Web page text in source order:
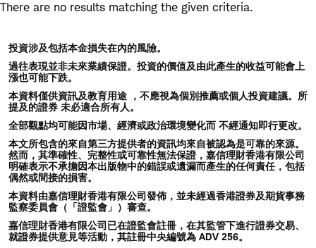
Skip
navigation
Skip
There are no results matching the given criteria.
投資涉及包括本金損失在內的風險。
過往表現並非未來業績保證。投資的價值及由此產生的收益可能會上
漲也可能下跌。
本資料僅供資訊及教育用途 ，不應視為個別推薦或個人投資建議。所
提及的證券 未必適合所有人。
全部觀點均可能因市場、經濟或政治環境變化而 不經通知即行更改。
本文所包含的來自第三方提供者的資訊均來自被認為是可靠的來源。
然而，其準確性、完整性或可靠性無法保證，嘉信理財香港有限公司
明確表示不承擔因本出版物中的錯誤或遺漏而產生的任何責任，包括
偶然或間接的損害。
本資料由嘉信理財香港有限公司發佈，並未經過香港證券及期貨事務
監察委員會（「證監會」）審查。
嘉信理財香港有限公司已在證監會註冊，在其監管下進行證券交易、
就證券提供意見等活動，其註冊中央編號為 ADV 256。